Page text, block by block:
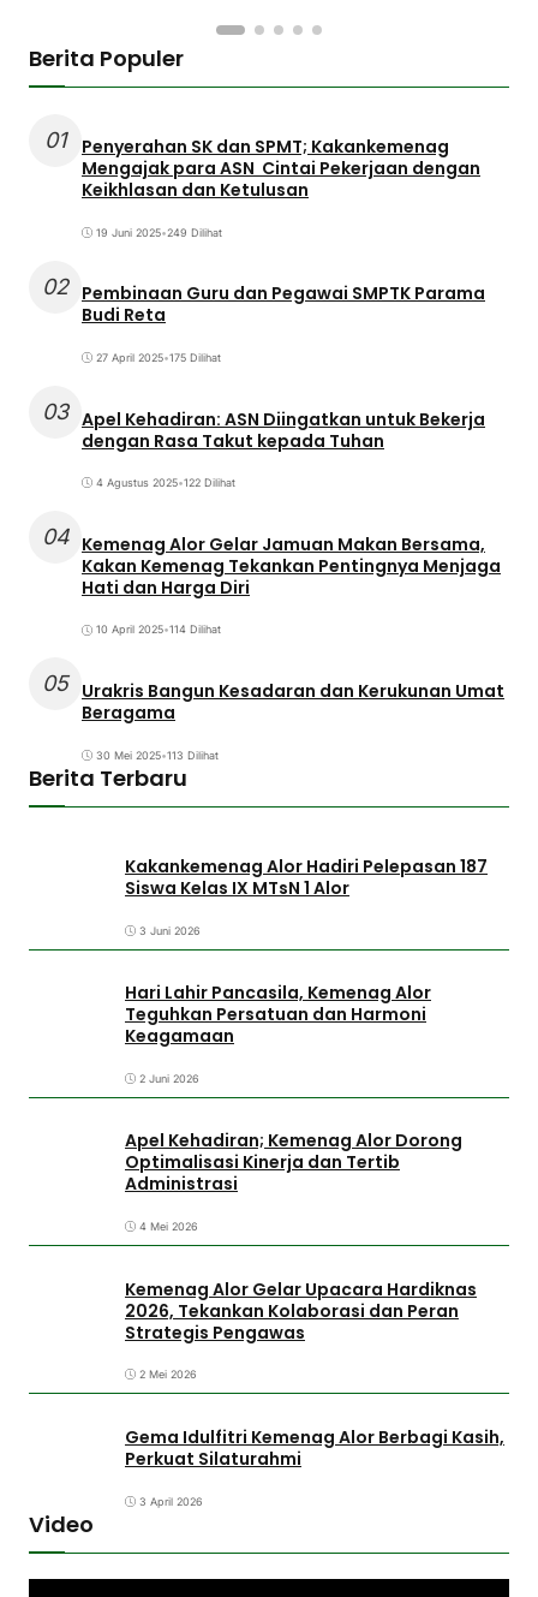
Berita Populer
01
Penyerahan SK dan SPMT; Kakankemenag
Mengajak para ASN Cintai Pekerjaan dengan
Keikhlasan dan Ketulusan
19 Juni 2025•249 Dilihat
02 Pembinaan Guru dan Pegawai SMPTK Parama
Budi Reta
27 April 2025•175 Dilihat
03 Apel Kehadiran: ASN Diingatkan untuk Bekerja
dengan Rasa Takut kepada Tuhan
4 Agustus 2025•122 Dilihat
04 Kemenag Alor Gelar Jamuan Makan Bersama,
Kakan Kemenag Tekankan Pentingnya Menjaga
Hati dan Harga Diri
10 April 2025•114 Dilihat
05 Urakris Bangun Kesadaran dan Kerukunan Umat
Beragama
30 Mei 2025•113 Dilihat
Berita Terbaru
Kakankemenag Alor Hadiri Pelepasan 187
Siswa Kelas IX MTsN 1 Alor
3 Juni 2026
Hari Lahir Pancasila, Kemenag Alor
Teguhkan Persatuan dan Harmoni
Keagamaan
2 Juni 2026
Apel Kehadiran; Kemenag Alor Dorong
Optimalisasi Kinerja dan Tertib
Administrasi
4 Mei 2026
Kemenag Alor Gelar Upacara Hardiknas
2026, Tekankan Kolaborasi dan Peran
Strategis Pengawas
2 Mei 2026
Gema Idulfitri Kemenag Alor Berbagi Kasih,
Perkuat Silaturahmi
3 April 2026
Video